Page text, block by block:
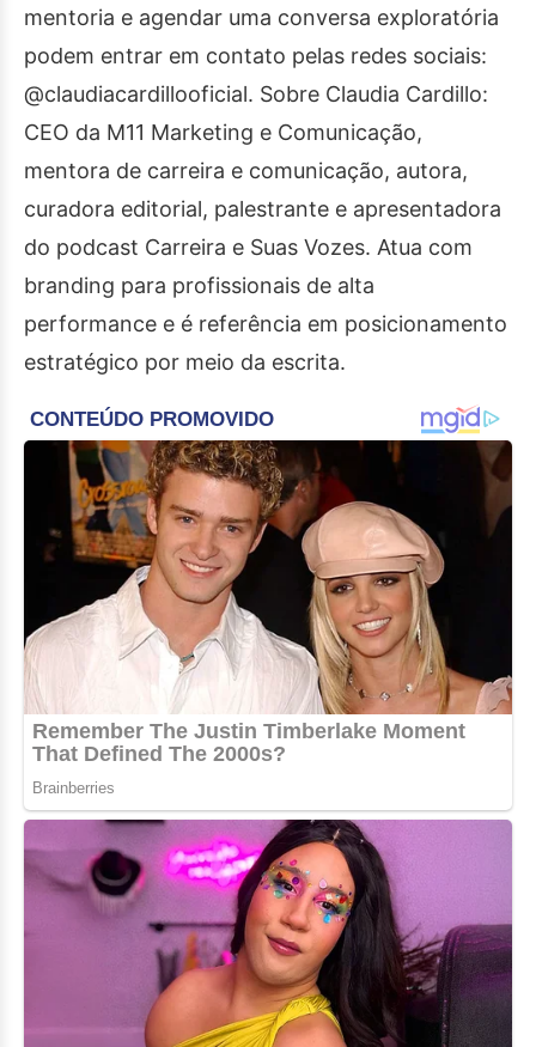
mentoria e agendar uma conversa exploratória
podem entrar em contato pelas redes sociais:
@claudiacardillooficial. Sobre Claudia Cardillo:
CEO da M11 Marketing e Comunicação,
mentora de carreira e comunicação, autora,
curadora editorial, palestrante e apresentadora
do podcast Carreira e Suas Vozes. Atua com
branding para profissionais de alta
performance e é referência em posicionamento
estratégico por meio da escrita.